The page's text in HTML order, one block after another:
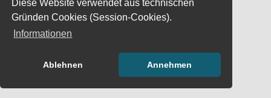
Diese Website verwendet aus technischen
Gründen Cookies (Session-Cookies).
Informationen
Ablehnen Annehmen